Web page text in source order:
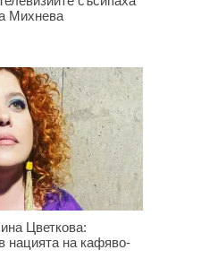
Михнева
Цветкова:
нацията на кафяво-